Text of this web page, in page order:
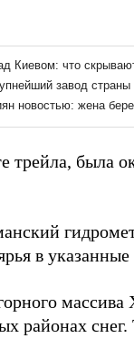
трейла, была
в
районах снег.